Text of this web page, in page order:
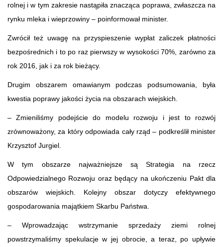
rolnej i w tym zakresie nastąpiła znacząca poprawa, zwłaszcza na
rynku mleka i wieprzowiny – poinformował minister.
Zwrócił też uwagę na przyspieszenie wypłat zaliczek płatności
bezpośrednich i to po raz pierwszy w wysokości 70%, zarówno za
rok 2016, jak i za rok bieżący.
Drugim obszarem omawianym podczas podsumowania, była
kwestia poprawy jakości życia na obszarach wiejskich.
– Zmieniliśmy podejście do modelu rozwoju i jest to rozwój
zrównoważony, za który odpowiada cały rząd – podkreślił minister
Krzysztof Jurgiel.
W tym obszarze najważniejsze są Strategia na rzecz
Odpowiedzialnego Rozwoju oraz będący na ukończeniu Pakt dla
obszarów wiejskich. Kolejny obszar dotyczy efektywnego
gospodarowania majątkiem Skarbu Państwa.
– Wprowadzając wstrzymanie sprzedaży ziemi rolnej
powstrzymaliśmy spekulacje w jej obrocie, a teraz, po upływie